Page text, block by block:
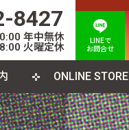
8427
年中無休
火曜定休
LINEで
お問合せ
いて
ONLINE STORE
方針